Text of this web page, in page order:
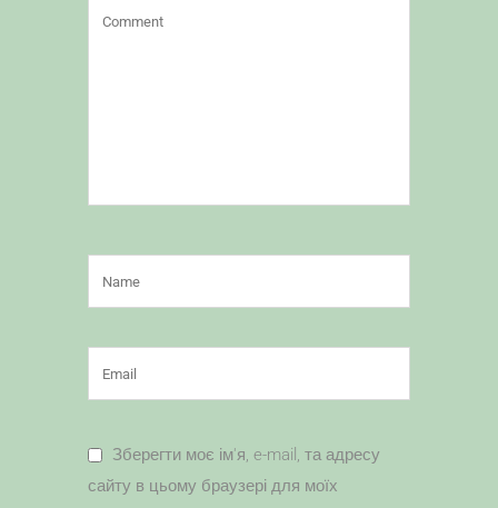
Зберегти моє ім'я, e-mail, та адресу
сайту в цьому браузері для моїх